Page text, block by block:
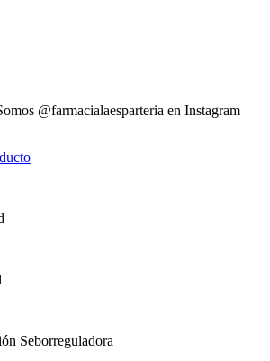
@farmacialaesparteria en Instagram
Seborreguladora